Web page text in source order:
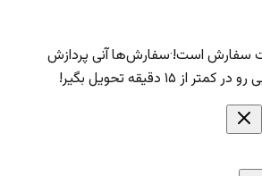
سفارش است!·سفارش‌ها آنی پردازش
دقیقه تحویل بگیر!